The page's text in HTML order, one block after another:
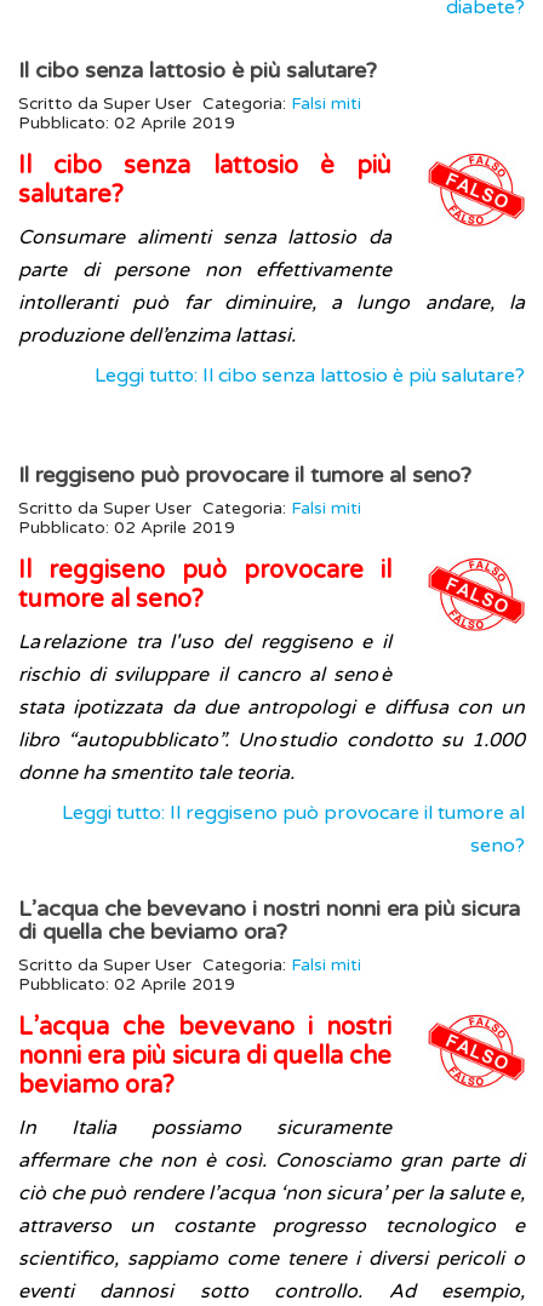
diabete?
Il cibo senza lattosio è più salutare?
Scritto da Super User Categoria: Falsi miti
Pubblicato: 02 Aprile 2019
Il cibo senza lattosio è più
salutare?
Consumare alimenti senza lattosio da
parte di persone non effettivamente
intolleranti può far diminuire, a lungo andare, la
produzione dell’enzima lattasi.
Leggi tutto: Il cibo senza lattosio è più salutare?
Il reggiseno può provocare il tumore al seno?
Scritto da Super User Categoria: Falsi miti
Pubblicato: 02 Aprile 2019
Il reggiseno può provocare il
tumore al seno?
La relazione tra l'uso del reggiseno e il
rischio di sviluppare il cancro al seno è
stata ipotizzata da due antropologi e diffusa con un
libro “autopubblicato”. Uno studio condotto su 1.000
donne ha smentito tale teoria.
Leggi tutto: Il reggiseno può provocare il tumore al
seno?
L’acqua che bevevano i nostri nonni era più sicura
di quella che beviamo ora?
Scritto da Super User Categoria: Falsi miti
Pubblicato: 02 Aprile 2019
L’acqua che bevevano i nostri
nonni era più sicura di quella che
beviamo ora?
In Italia possiamo sicuramente
affermare che non è così. Conosciamo gran parte di
ciò che può rendere l’acqua ‘non sicura’ per la salute e,
attraverso un costante progresso tecnologico e
scientifico, sappiamo come tenere i diversi pericoli o
eventi dannosi sotto controllo. Ad esempio,